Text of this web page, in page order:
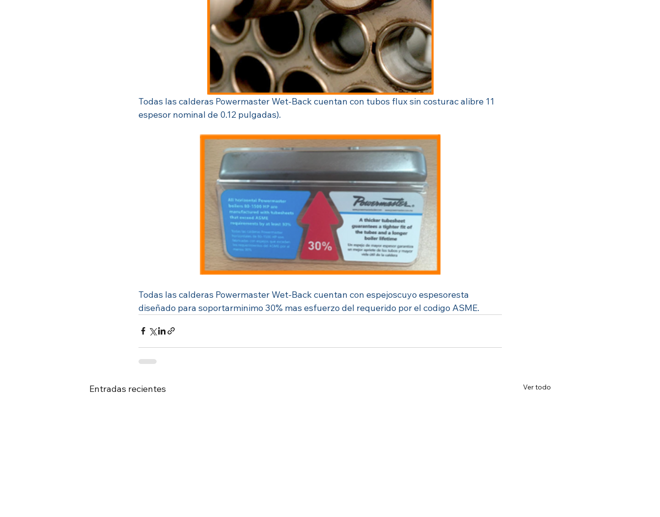
Todas las calderas Powermaster Wet-Back cuentan con tubos flux sin costurac alibre 11
espesor nominal de 0.12 pulgadas).
Todas las calderas Powermaster Wet-Back cuentan con espejoscuyo espesoresta
diseñado para soportarminimo 30% mas esfuerzo del requerido por el codigo ASME.
Entradas recientes Ver todo